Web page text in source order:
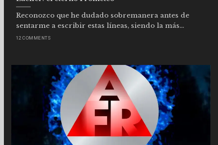
Reconozco que he dudado sobremanera antes de
sentarme a escribir estas líneas, siendo la más...
12 COMMENTS